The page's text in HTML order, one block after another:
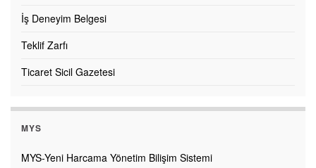
İş Deneyim Belgesi
Teklif Zarfı
Ticaret Sicil Gazetesi
MYS
MYS-Yeni Harcama Yönetim Bilişim Sistemi